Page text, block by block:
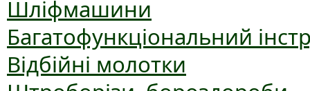
Шліфмашини
Багатофункціональний
Відбійні молотки